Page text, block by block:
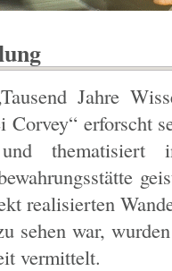
Jahre
erforscht
thematisiert
realisierten
sehen war,
vermittelt.